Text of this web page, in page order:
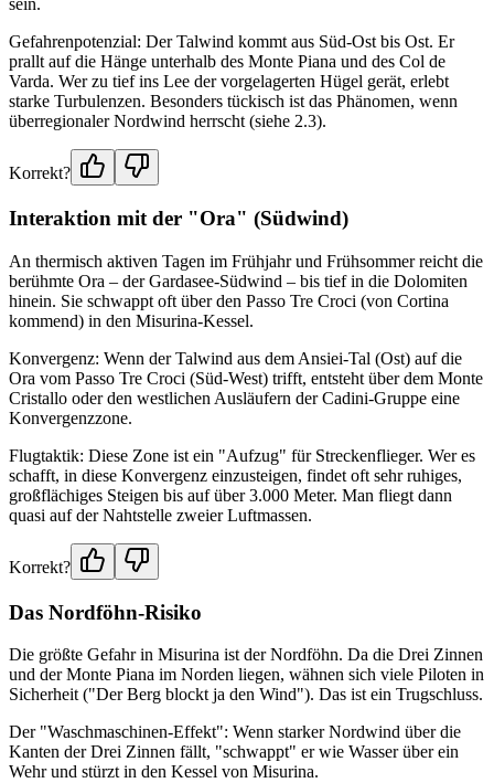
sein.
Gefahrenpotenzial: Der Talwind kommt aus Süd-Ost bis Ost. Er
prallt auf die Hänge unterhalb des Monte Piana und des Col de
Varda. Wer zu tief ins Lee der vorgelagerten Hügel gerät, erlebt
starke Turbulenzen. Besonders tückisch ist das Phänomen, wenn
überregionaler Nordwind herrscht (siehe 2.3).
Korrekt?
Interaktion mit der "Ora" (Südwind)
An thermisch aktiven Tagen im Frühjahr und Frühsommer reicht die
berühmte Ora – der Gardasee-Südwind – bis tief in die Dolomiten
hinein. Sie schwappt oft über den Passo Tre Croci (von Cortina
kommend) in den Misurina-Kessel.
Konvergenz: Wenn der Talwind aus dem Ansiei-Tal (Ost) auf die
Ora vom Passo Tre Croci (Süd-West) trifft, entsteht über dem Monte
Cristallo oder den westlichen Ausläufern der Cadini-Gruppe eine
Konvergenzzone.
Flugtaktik: Diese Zone ist ein "Aufzug" für Streckenflieger. Wer es
schafft, in diese Konvergenz einzusteigen, findet oft sehr ruhiges,
großflächiges Steigen bis auf über 3.000 Meter. Man fliegt dann
quasi auf der Nahtstelle zweier Luftmassen.
Korrekt?
Das Nordföhn-Risiko
Die größte Gefahr in Misurina ist der Nordföhn. Da die Drei Zinnen
und der Monte Piana im Norden liegen, wähnen sich viele Piloten in
Sicherheit ("Der Berg blockt ja den Wind"). Das ist ein Trugschluss.
Der "Waschmaschinen-Effekt": Wenn starker Nordwind über die
Kanten der Drei Zinnen fällt, "schwappt" er wie Wasser über ein
Wehr und stürzt in den Kessel von Misurina.